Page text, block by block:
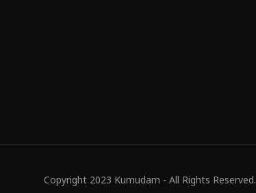
Copyright 2023 Kumudam - All Rights Reserved.